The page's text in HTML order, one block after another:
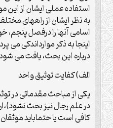
استفاده عملی ایشان از این
به نظر ایشان از راههای
اسامی آنها را درفصل پنجم،
اینجا به ذکر موارداندکی می
درباره این بحث، یافت می
الف) کفایت توثیق واحد
یکی از مباحث مقدماتی در
در علم رجال نیز بحث
کافی است یا حتماباید